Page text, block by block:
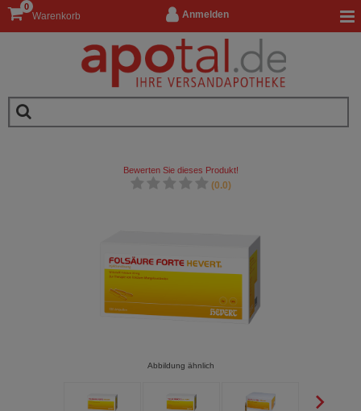
Anmelden
Warenkorb
0
Bewerten Sie dieses Produkt!
(0.0)
Abbildung ähnlich